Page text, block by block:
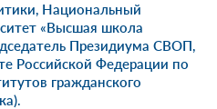
Национальный
«Высшая школа
Президиума СВОП,
Российской Федерации по
гражданского